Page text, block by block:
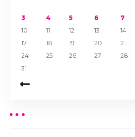
3
4 5 6 7
10
11 12 13 14
17
18 19 20 21
24
25 26 27 28
31